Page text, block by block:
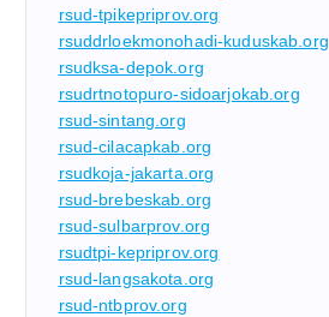
rsud-tpikepriprov.org
rsuddrloekmonohadi-kuduskab.org
rsudksa-depok.org
rsudrtnotopuro-sidoarjokab.org
rsud-sintang.org
rsud-cilacapkab.org
rsudkoja-jakarta.org
rsud-brebeskab.org
rsud-sulbarprov.org
rsudtpi-kepriprov.org
rsud-langsakota.org
rsud-ntbprov.org